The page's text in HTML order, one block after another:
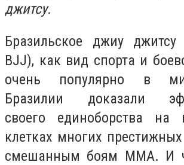
джитсу.
Бразильское джиу
BJJ), как вид спорта и
очень популярно в
Бразилии доказали
своего единоборства
клетках многих
смешанным боям ММА. И